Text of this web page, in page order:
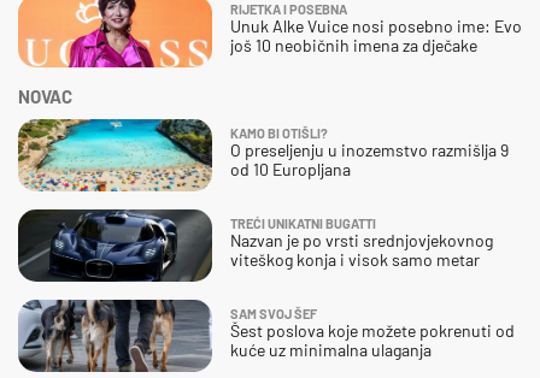
NOVAC
KAMO BI OTIŠLI?
O preseljenju u inozemstvo razmišlja 9
od 10 Europljana
TREĆI UNIKATNI BUGATTI
Nazvan je po vrsti srednjovjekovnog
viteškog konja i visok samo metar
SAM SVOJ ŠEF
Šest poslova koje možete pokrenuti od
kuće uz minimalna ulaganja
RIJETKA I POSEBNA
Unuk Alke Vuice nosi posebno ime: Evo
još 10 neobičnih imena za dječake